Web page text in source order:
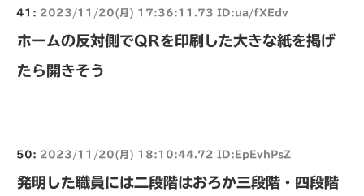
41: 2023/11/20(月) 17:36:11.73 ID:ua/fXEdv
ホームの反対側でQRを印刷した大きな紙を掲げ
たら開きそう
50: 2023/11/20(月) 18:10:44.72 ID:EpEvhPsZ
発明した職員には二段階はおろか三段階・四段階